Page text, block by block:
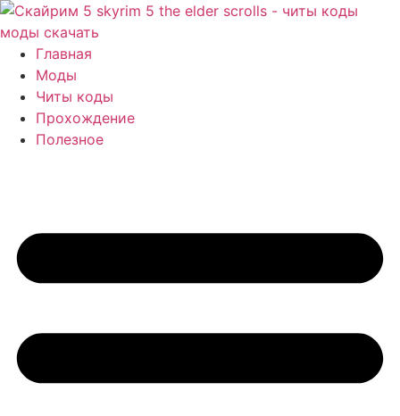
Перейти
к
содержимому
Главная
Моды
Читы коды
Прохождение
Полезное